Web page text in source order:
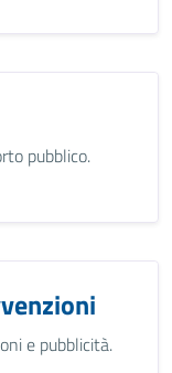
pubblico.
e pubblicità.